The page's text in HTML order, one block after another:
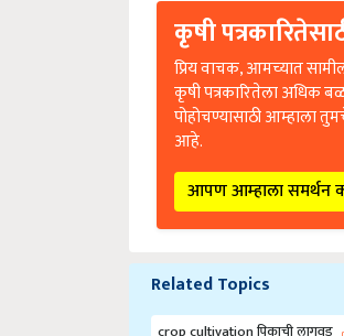
कृषी
प्रिय वाचक, आमच्यात
कृषी पत्रकारितेला अधिक
पोहोचण्यासाठी आम्हाला
आहे.
आपण आम्हाला
Related Topics
crop cultivation पिकाची लागवड